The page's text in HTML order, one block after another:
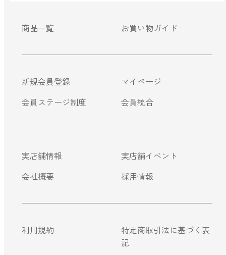
商品一覧 お買い物ガイド
新規会員登録
マイページ
会員ステージ制度
会員統合
実店舗情報
実店舗イベント
会社概要
採用情報
利用規約
特定商取引法に基づく表
記